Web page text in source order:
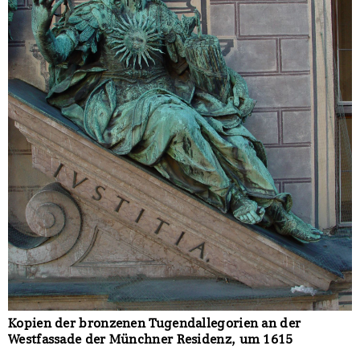
Kopien der bronzenen Tugendallegorien an der
Westfassade der Münchner Residenz, um 1615